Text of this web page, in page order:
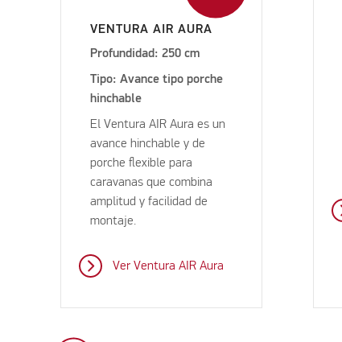
VENTURA AIR AURA
Profundidad: 250 cm
Tipo: Avance tipo porche
hinchable
El Ventura AIR Aura es un
avance hinchable y de
porche flexible para
caravanas que combina
amplitud y facilidad de
montaje.
Ver Ventura AIR Aura